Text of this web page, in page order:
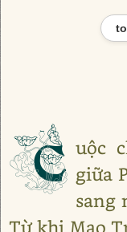
C uộc
giữa
sang
Từ khi Mao